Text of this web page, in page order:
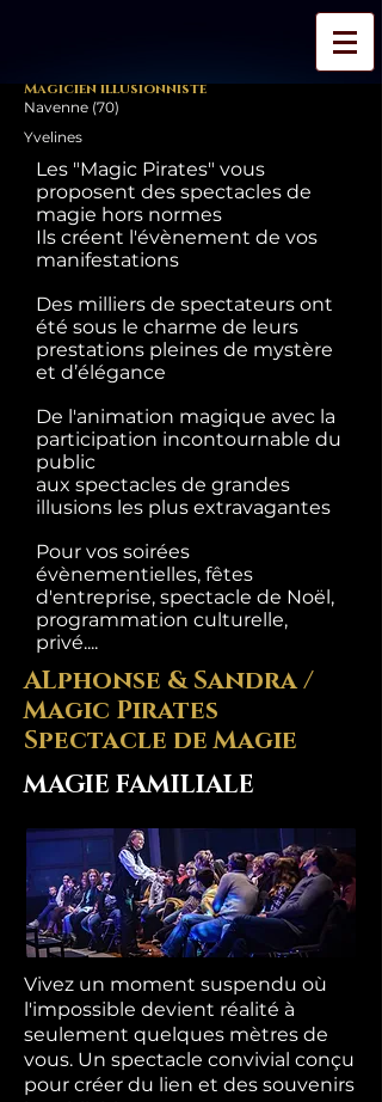
Magicien illusionniste
Navenne (70)
Yvelines
Les "Magic Pirates" vous
proposent des spectacles de
magie hors normes
Ils créent l'évènement de vos
manifestations
Des milliers de spectateurs ont
été sous le charme de leurs
prestations pleines de mystère
et d’élégance
De l'animation magique avec la
participation incontournable du
public
aux spectacles de grandes
illusions les plus extravagantes
Pour vos soirées
évènementielles, fêtes
d'entreprise, spectacle de Noël,
programmation culturelle,
privé....
ALphonse & Sandra /
Magic Pirates
Spectacle de Magie
MAGIE FAMILIALE
Vivez un moment suspendu où
l'impossible devient réalité à
seulement quelques mètres de
vous. Un spectacle convivial conçu
pour créer du lien et des souvenirs